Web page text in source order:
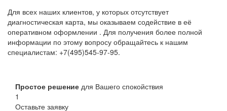
Для всех наших клиентов, у которых отсутствует
диагностическая карта, мы оказываем содействие в её
оперативном оформлении . Для получения более полной
информации по этому вопросу обращайтесь к нашим
специалистам: +7(495)545-97-95.
Простое решение для Вашего спокойствия
1
Оставьте заявку